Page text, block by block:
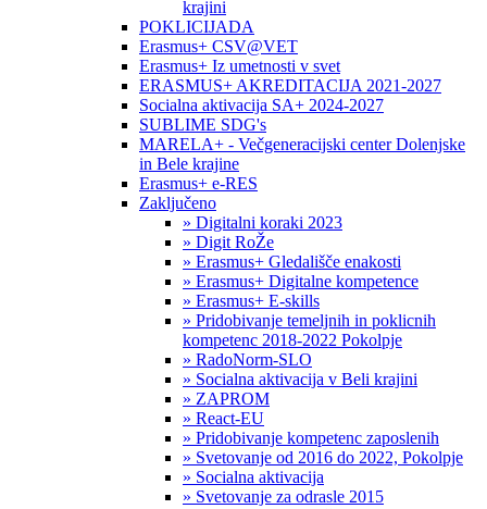
krajini
POKLICIJADA
Erasmus+ CSV@VET
Erasmus+ Iz umetnosti v svet
ERASMUS+ AKREDITACIJA 2021-2027
Socialna aktivacija SA+ 2024-2027
SUBLIME SDG's
MARELA+ - Večgeneracijski center Dolenjske
in Bele krajine
Erasmus+ e-RES
Zaključeno
» Digitalni koraki 2023
» Digit RoŽe
» Erasmus+ Gledališče enakosti
» Erasmus+ Digitalne kompetence
» Erasmus+ E-skills
» Pridobivanje temeljnih in poklicnih
kompetenc 2018-2022 Pokolpje
» RadoNorm-SLO
» Socialna aktivacija v Beli krajini
» ZAPROM
» React-EU
» Pridobivanje kompetenc zaposlenih
» Svetovanje od 2016 do 2022, Pokolpje
» Socialna aktivacija
» Svetovanje za odrasle 2015